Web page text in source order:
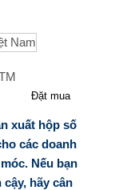
xuất hộp số
các doanh
Nếu bạn
hãy cân